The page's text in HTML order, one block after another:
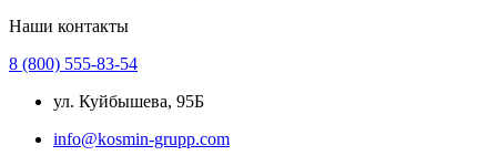
Наши контакты
8 (800) 555-83-54
ул. Куйбышева, 95Б
info@kosmin-grupp.com